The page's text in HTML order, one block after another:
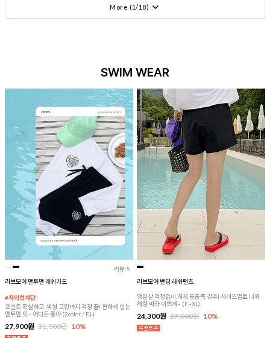
More (1/18)
SWIM WEAR
리뷰:5
러브모어 맨투맨 래쉬가드
#자외선차단
포인트 확실하고, 체형 고민까지 걱정 끝! 편하게 입는
맨투맨 핏~ 어디든 좋아 (2color / F,L)
27,900원 31,000원 10%
러브모어 밴딩 래쉬팬츠
엉밑살 걱정없이,하체 통통족 강추! 사이즈별로 나와
체형 따라 이쁘게~ (F~XL)
24,300원 27,000원 10%